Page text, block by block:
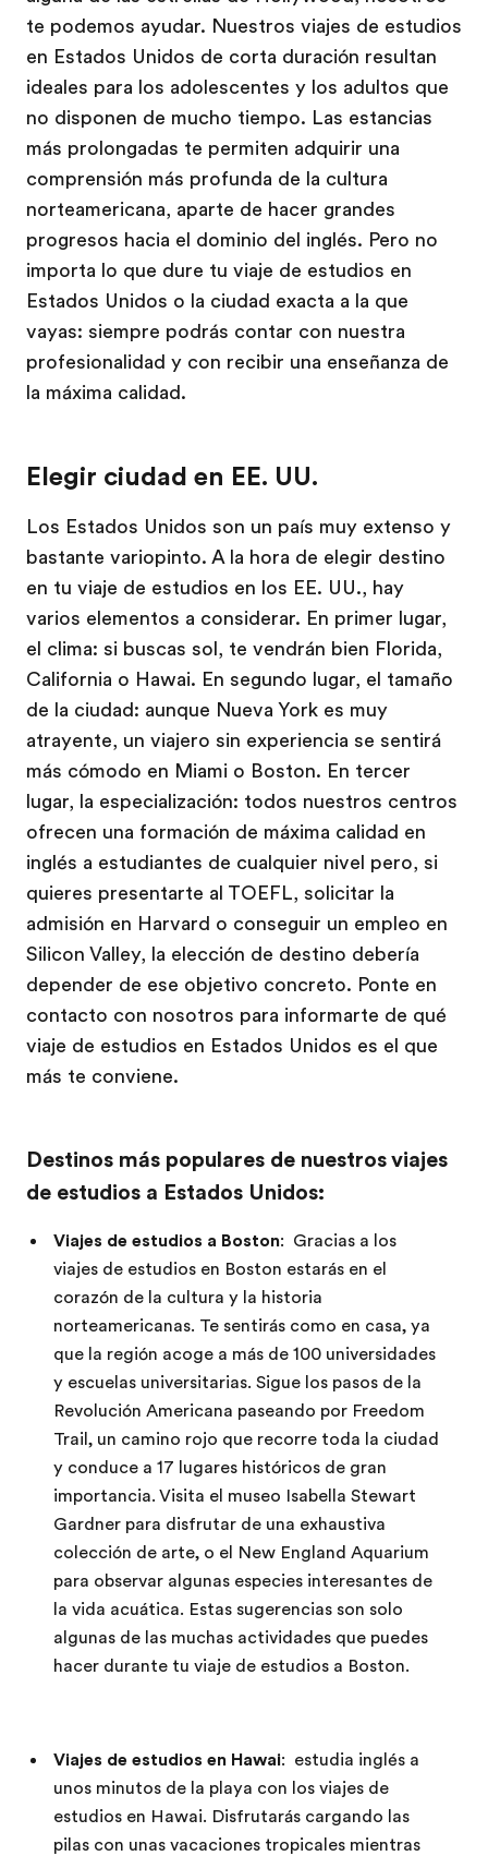
te podemos ayudar. Nuestros viajes de estudios
en Estados Unidos de corta duración resultan
ideales para los adolescentes y los adultos que
no disponen de mucho tiempo. Las estancias
más prolongadas te permiten adquirir una
comprensión más profunda de la cultura
norteamericana, aparte de hacer grandes
progresos hacia el dominio del inglés. Pero no
importa lo que dure tu viaje de estudios en
Estados Unidos o la ciudad exacta a la que
vayas: siempre podrás contar con nuestra
profesionalidad y con recibir una enseñanza de
la máxima calidad.
Elegir ciudad en EE. UU.
Los Estados Unidos son un país muy extenso y
bastante variopinto. A la hora de elegir destino
en tu viaje de estudios en los EE. UU., hay
varios elementos a considerar. En primer lugar,
el clima: si buscas sol, te vendrán bien Florida,
California o Hawai. En segundo lugar, el tamaño
de la ciudad: aunque Nueva York es muy
atrayente, un viajero sin experiencia se sentirá
más cómodo en Miami o Boston. En tercer
lugar, la especialización: todos nuestros centros
ofrecen una formación de máxima calidad en
inglés a estudiantes de cualquier nivel pero, si
quieres presentarte al TOEFL, solicitar la
admisión en Harvard o conseguir un empleo en
Silicon Valley, la elección de destino debería
depender de ese objetivo concreto. Ponte en
contacto con nosotros para informarte de qué
viaje de estudios en Estados Unidos es el que
más te conviene.
Destinos más populares de nuestros viajes
de estudios a Estados Unidos:
Viajes de estudios a Boston: Gracias a los
viajes de estudios en Boston estarás en el
corazón de la cultura y la historia
norteamericanas. Te sentirás como en casa, ya
que la región acoge a más de 100 universidades
y escuelas universitarias. Sigue los pasos de la
Revolución Americana paseando por Freedom
Trail, un camino rojo que recorre toda la ciudad
y conduce a 17 lugares históricos de gran
importancia. Visita el museo Isabella Stewart
Gardner para disfrutar de una exhaustiva
colección de arte, o el New England Aquarium
para observar algunas especies interesantes de
la vida acuática. Estas sugerencias son solo
algunas de las muchas actividades que puedes
hacer durante tu viaje de estudios a Boston.
Viajes de estudios en Hawai: estudia inglés a
unos minutos de la playa con los viajes de
estudios en Hawai. Disfrutarás cargando las
pilas con unas vacaciones tropicales mientras